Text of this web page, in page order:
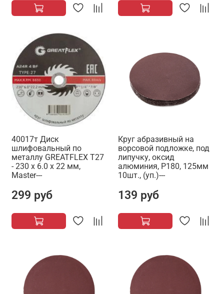
40017т Диск
шлифовальный по
металлу GREATFLEX T27
- 230 x 6.0 x 22 мм,
Master---
299 руб
Круг абразивный на
ворсовой подложке, под
липучку, оксид
алюминия, Р180, 125мм
10шт., (уп.)---
139 руб